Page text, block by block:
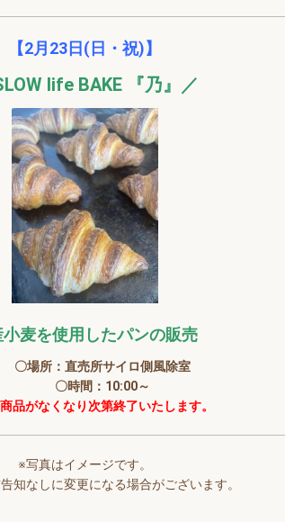
【2月23日(日・祝)】
LOW life BAKE 『乃』／
麦を使用したパンの販売
〇場所：直売所サイロ側風除室
〇時間：10:00～
品がなくなり次第終了いたします。
※写真はイメージです。
知なしに変更になる場合がございます。